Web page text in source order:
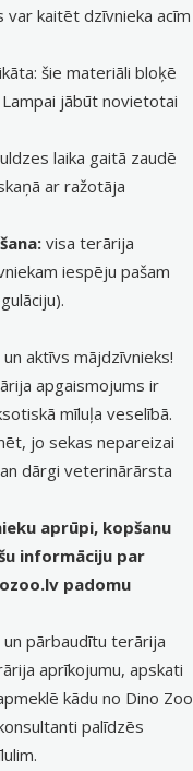
kaitēt dzīvnieka acīm
šie materiāli bloķē
jābūt novietotai
laika gaitā zaudē
ar ražotāja
visa terārija
iespēju pašam
aktīvs mājdzīvnieks!
apgaismojums ir
mīluļa veselībā.
jo sekas nepareizai
dārgi veterinārārsta
aprūpi, kopšanu
informāciju par
padomu
pārbaudītu terārija
aprīkojumu, apskati
kādu no Dino Zoo
palīdzēs